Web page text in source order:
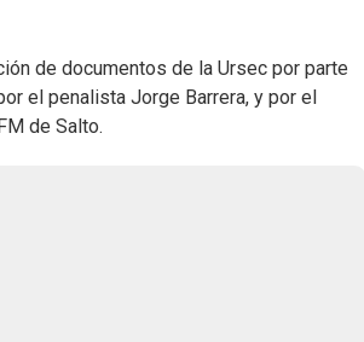
de documentos de la Ursec por parte
el penalista Jorge Barrera, y por el
de Salto.